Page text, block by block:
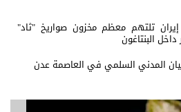
تلتهم معظم مخزون صواريخ "ثاد"
البنتاغون
المدني السلمي في العاصمة عدن